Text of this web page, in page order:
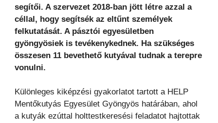
segítői. A szervezet 2018-ban jött létre azzal a
céllal, hogy segítsék az eltűnt személyek
felkutatását. A pásztói egyesületben
gyöngyösiek is tevékenykednek. Ha szükséges
összesen 11 bevethető kutyával tudnak a terepre
vonulni.
Különleges kiképzési gyakorlatot tartott a HELP
Mentőkutyás Egyesület Gyöngyös határában, ahol
a kutyák ezúttal holttestkeresési feladatot hajtottak